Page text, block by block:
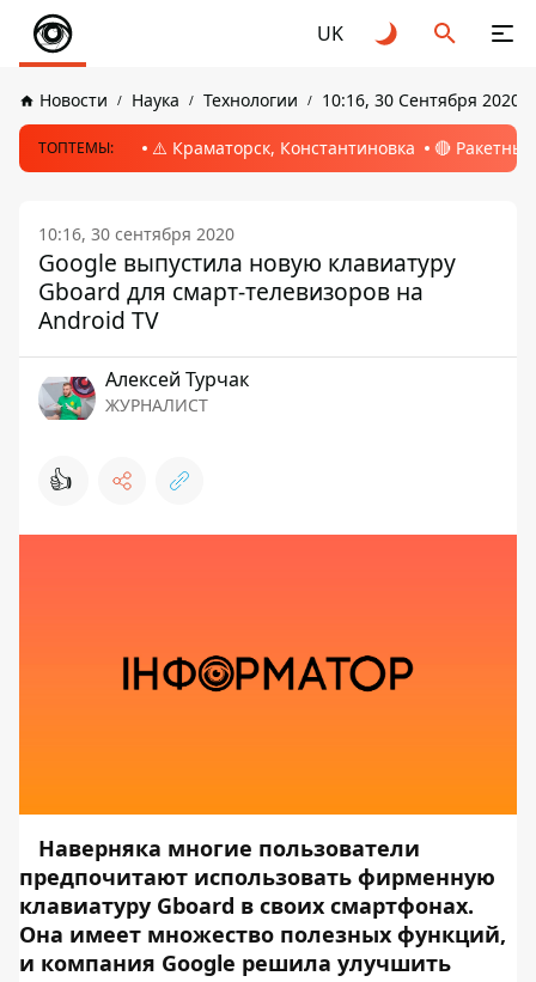
UK
Новости Наука Технологии 10:16, 30 Сентября 2020
ТОПТЕМЫ: ⚠️ Краматорск, Константиновка 🔴
10:16, 30 сентября 2020
Google выпустила новую клавиатуру
Gboard для смарт-телевизоров на
Android TV
Алексей Турчак
ЖУРНАЛИСТ
👍
Наверняка многие пользователи
предпочитают использовать фирменную
клавиатуру Gboard в своих смартфонах.
Она имеет множество полезных функций,
и компания Google решила улучшить